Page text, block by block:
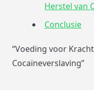
Herstel van
Conclusie
“Voeding voor
Cocaïneverslaving”